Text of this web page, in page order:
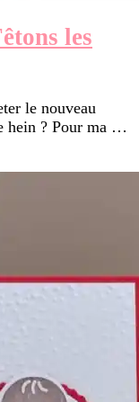
les
le nouveau
hein ? Pour ma …